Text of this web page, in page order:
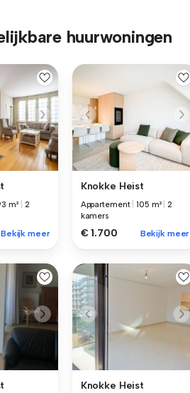
huurwoningen
m²
2
Bekijk meer
Knokke Heist
Appartement |105 m² |2
kamers
€ 1.700 Bekijk meer
Knokke Heist